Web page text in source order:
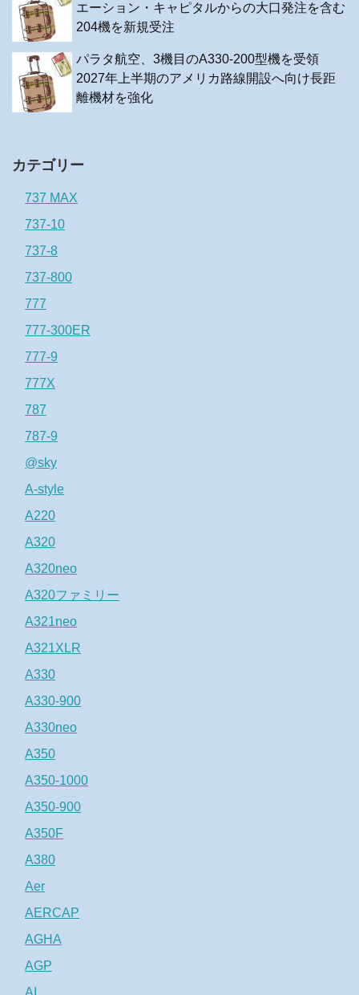
エーション・キャピタルからの大口発注を含む
204機を新規受注
パラタ航空、3機目のA330-200型機を受領
2027年上半期のアメリカ路線開設へ向け長距
離機材を強化
カテゴリー
737 MAX
737-10
737-8
737-800
777
777-300ER
777-9
777X
787
787-9
@sky
A-style
A220
A320
A320neo
A320ファミリー
A321neo
A321XLR
A330
A330-900
A330neo
A350
A350-1000
A350-900
A350F
A380
Aer
AERCAP
AGHA
AGP